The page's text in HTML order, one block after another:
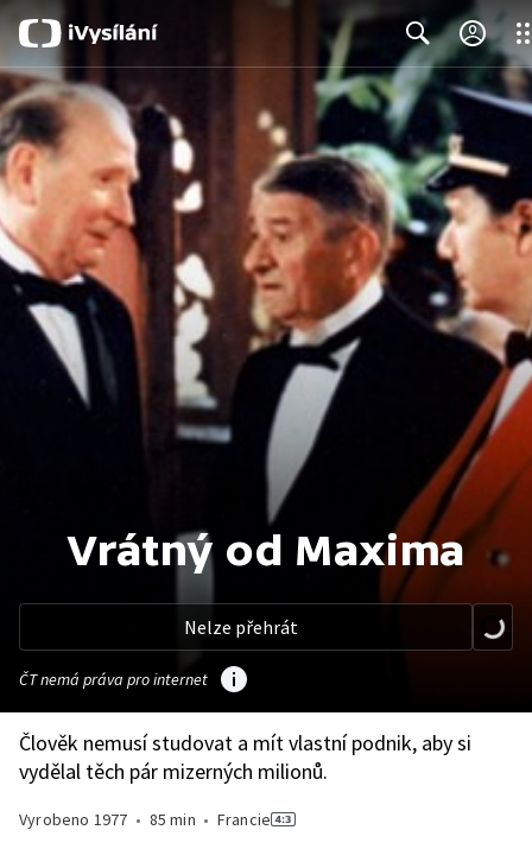
Search
Vrátný od Maxima
Nelze přehrát
ČT nemá práva pro internet
Člověk nemusí studovat a mít vlastní podnik, aby si
vydělal těch pár mizerných milionů.
Vyrobeno 1977 • 85 min • Francie